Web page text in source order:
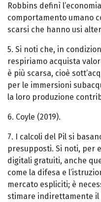
Robbins definì
comportamento umano
scarsi che hanno usi
5. Si noti che, in
respiriamo acquista
è più scarsa, cioè
per le immersioni
la loro produzione
6. Coyle (2019).
7. I calcoli del Pil si
presupposti. Si noti, per
digitali gratuiti, anche
come la difesa e
mercato espliciti; è
stimare indirettamente il